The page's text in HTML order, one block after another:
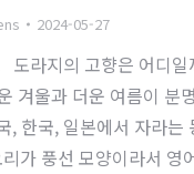
2024-05-27
도라지의 고향은 어디일
겨울과 더운 여름이 분
, 한국, 일본에서 자라는
가 풍선 모양이라서